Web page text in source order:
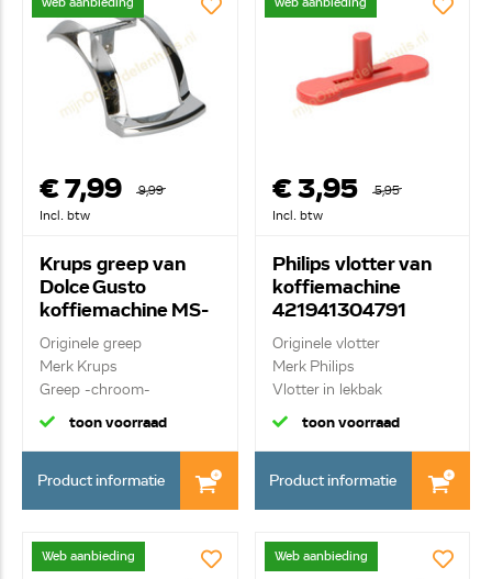
€ 7,99
9,99
Incl. btw
Krups greep van
Dolce Gusto
koffiemachine MS-
623538
Originele greep
Merk Krups
Greep -chroom-
toon voorraad
Product informatie
€ 3,95
5,95
Incl. btw
Philips vlotter van
koffiemachine
421941304791
Originele vlotter
Merk Philips
Vlotter in lekbak
toon voorraad
Product informatie
Web aanbieding Web aanbieding